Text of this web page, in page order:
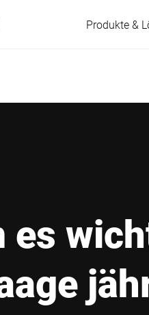
Produkte &
es